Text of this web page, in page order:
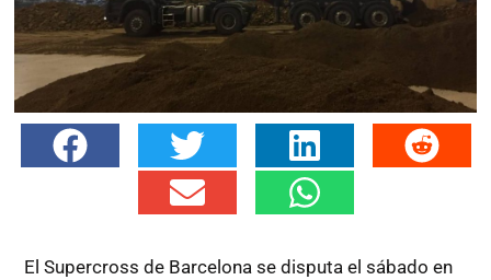
El Supercross de Barcelona se disputa el sábado en